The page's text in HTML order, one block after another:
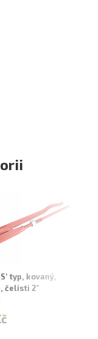
typ, kovaný,
čelisti 2"